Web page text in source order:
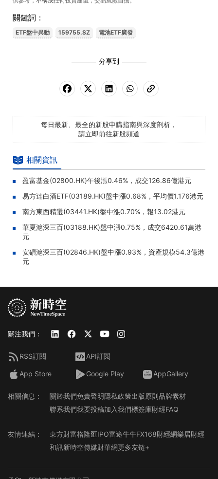
關鍵詞：
ETF盤中異動 159755.SZ 電池ETF廣發
分享到
每日最新、最全的新股申購指南與深度剖析，
請立即前往新股頻道
相關資訊
盈富基金(02800.HK)午後漲0.46%，成交126.86億港元
易方達白酒ETF(03189.HK)盤中漲0.68%，平均價1.176港元
南方東西精選(03441.HK)盤中漲0.70%，報13.02港元
華夏滬深三百(03188.HK)盤中漲0.75%，成交6420.61萬港
元
安碩滬深三百(02846.HK)盤中漲0.93%，資產規模54.3億港
元
關注我們：
RSS訂閱 API訂閱
App Store Google Play AppGallery
相關信息： 關於我們免責聲明隱私政策出版原則品牌素材
聯系我們我要投稿加入我們標簽庫財經FAQ
友情連結： 東方財富格隆匯IPO富途牛牛FX168財經網樂居財經
和訊新時空傳媒財華網更多友链+